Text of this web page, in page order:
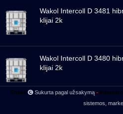
Wakol Intercoll D 3481
klijai 2k
Wakol Intercoll D 3480
klijai 2k
Siteks Sukurta pagal užsakymą -
sistemos,